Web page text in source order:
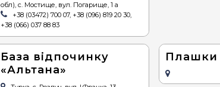
обл), с. Мостище, вул. Погарище, 1 а
+38 (03472) 700 07, +38 (096) 819 20 30,
+38 (066) 037 88 83
База відпочинку
«Альтана»
Плашки